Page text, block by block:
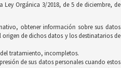
Orgánica 3/2018, de 5 de diciembre, de
obtener información sobre sus datos
de dichos datos y los destinatarios de
del tratamiento, incompletos.
de sus datos personales cuando estos